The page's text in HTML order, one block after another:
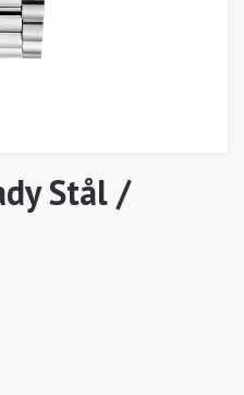
Stål /